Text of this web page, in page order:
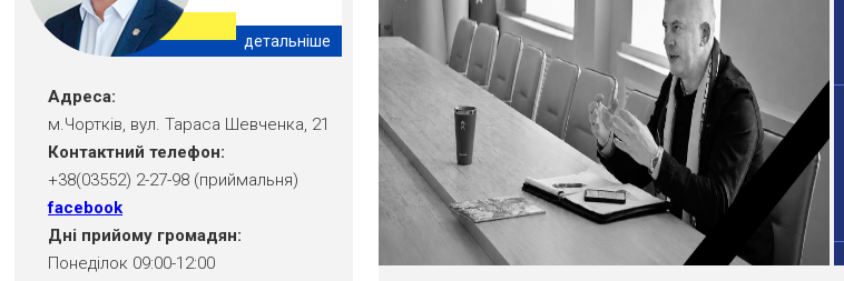
детальніше
Адреса:
м.Чортків, вул. Тараса Шевченка, 21
Контактний телефон:
+38(03552) 2-27-98 (приймальня)
facebook
Дні прийому громадян:
Понеділок 09:00-12:00